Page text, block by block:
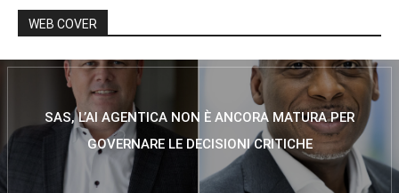
WEB COVER
SAS, L’AI AGENTICA NON È ANCORA MATURA PER
GOVERNARE LE DECISIONI CRITICHE